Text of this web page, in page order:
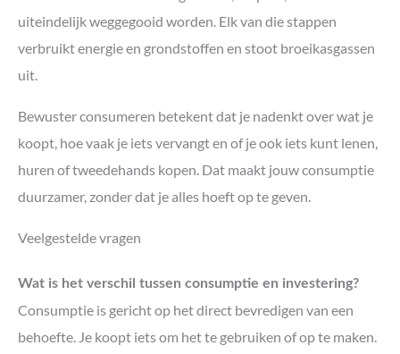
uiteindelijk weggegooid worden. Elk van die stappen
verbruikt energie en grondstoffen en stoot broeikasgassen
uit.
Bewuster consumeren betekent dat je nadenkt over wat je
koopt, hoe vaak je iets vervangt en of je ook iets kunt lenen,
huren of tweedehands kopen. Dat maakt jouw consumptie
duurzamer, zonder dat je alles hoeft op te geven.
Veelgestelde vragen
Wat is het verschil tussen consumptie en investering?
Consumptie is gericht op het direct bevredigen van een
behoefte. Je koopt iets om het te gebruiken of op te maken.